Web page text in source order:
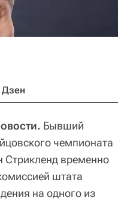
Дзен
Бывший
чемпионата
Стрикленд временно
штата
на одного из